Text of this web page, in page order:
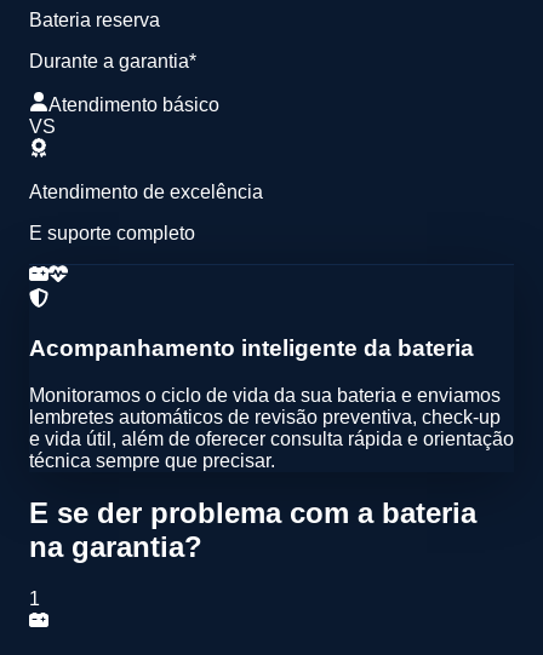
Bateria reserva
Durante a garantia*
Atendimento básico
VS
Atendimento de excelência
E suporte completo
Acompanhamento inteligente da bateria
Monitoramos o ciclo de vida da sua bateria e enviamos
lembretes automáticos de revisão preventiva, check-up
e vida útil , além de oferecer consulta rápida e orientação
técnica sempre que precisar.
E se der problema com a bateria
na garantia?
1